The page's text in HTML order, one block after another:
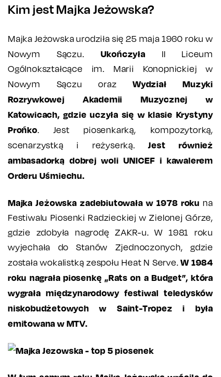
Kim jest Majka Jeżowska?
Majka Jeżowska urodziła się 25 maja 1960 roku w
Nowym Sączu. Ukończyła II Liceum
Ogólnokształcące im. Marii Konopnickiej w
Nowym Sączu orazWydział Muzyki
Rozrywkowej Akademii Muzycznej w
Katowicach, gdzie uczyła się w klasie Krystyny
Prońko. Jest piosenkarką, kompozytorką,
scenarzystką i reżyserką.Jest również
ambasadorką dobrej woli UNICEF i kawalerem
Orderu Uśmiechu.
Majka Jeżowska zadebiutowała w 1978 roku na
Festiwalu Piosenki Radzieckiej w Zielonej Górze,
gdzie zdobyła nagrodę ZAKR-u. W 1981 roku
wyjechała do Stanów Zjednoczonych, gdzie
została wokalistką zespołu Heat N Serve.W 1984
roku nagrała piosenkę „Rats on a Budget”, która
wygrała międzynarodowy festiwal teledysków
niskobudżetowych w Saint-Tropez i była
emitowana w MTV.